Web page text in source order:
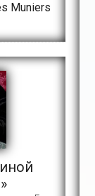
Muniers